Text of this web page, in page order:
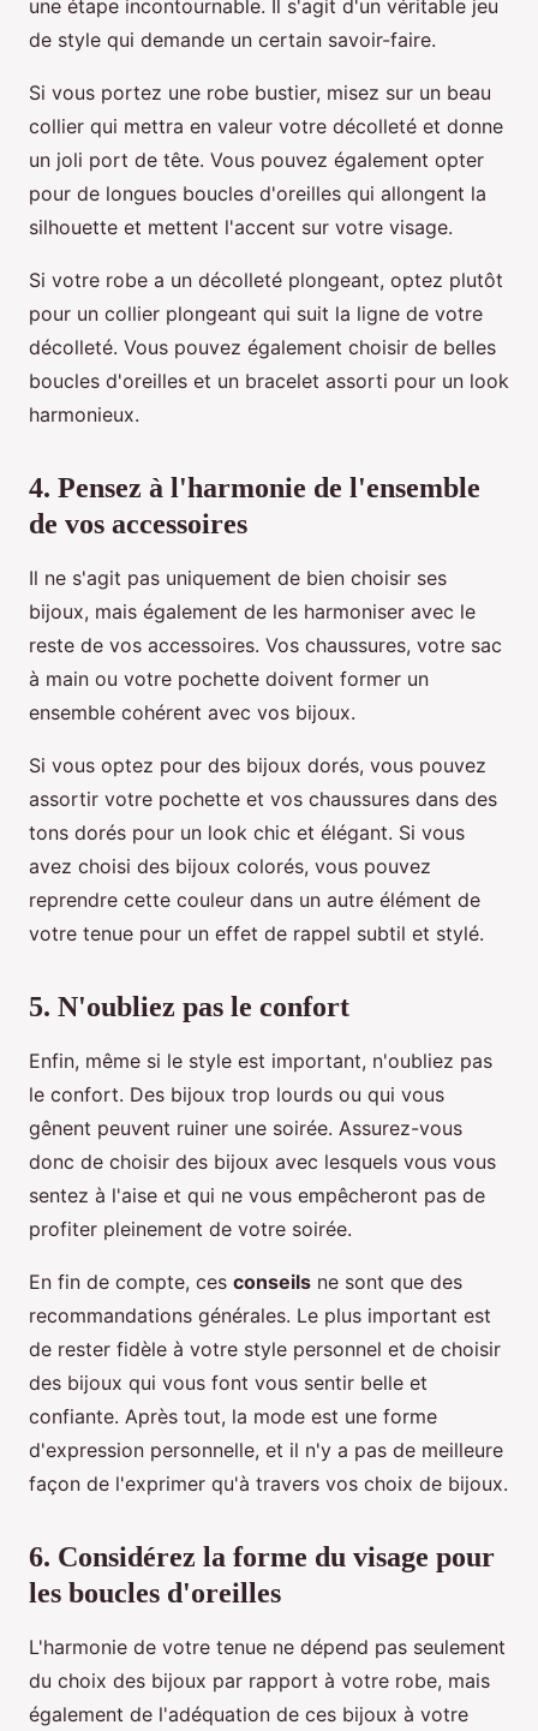
une étape incontournable. Il s'agit d'un véritable jeu
de style qui demande un certain savoir-faire.
Si vous portez une robe bustier, misez sur un beau
collier qui mettra en valeur votre décolleté et donne
un joli port de tête. Vous pouvez également opter
pour de longues boucles d'oreilles qui allongent la
silhouette et mettent l'accent sur votre visage.
Si votre robe a un décolleté plongeant, optez plutôt
pour un collier plongeant qui suit la ligne de votre
décolleté. Vous pouvez également choisir de belles
boucles d'oreilles et un bracelet assorti pour un look
harmonieux.
4. Pensez à l'harmonie de l'ensemble
de vos accessoires
Il ne s'agit pas uniquement de bien choisir ses
bijoux, mais également de les harmoniser avec le
reste de vos accessoires. Vos chaussures, votre sac
à main ou votre pochette doivent former un
ensemble cohérent avec vos bijoux.
Si vous optez pour des bijoux dorés, vous pouvez
assortir votre pochette et vos chaussures dans des
tons dorés pour un look chic et élégant. Si vous
avez choisi des bijoux colorés, vous pouvez
reprendre cette couleur dans un autre élément de
votre tenue pour un effet de rappel subtil et stylé.
5. N'oubliez pas le confort
Enfin, même si le style est important, n'oubliez pas
le confort. Des bijoux trop lourds ou qui vous
gênent peuvent ruiner une soirée. Assurez-vous
donc de choisir des bijoux avec lesquels vous vous
sentez à l'aise et qui ne vous empêcheront pas de
profiter pleinement de votre soirée.
En fin de compte, ces conseils ne sont que des
recommandations générales. Le plus important est
de rester fidèle à votre style personnel et de choisir
des bijoux qui vous font vous sentir belle et
confiante. Après tout, la mode est une forme
d'expression personnelle, et il n'y a pas de meilleure
façon de l'exprimer qu'à travers vos choix de bijoux.
6. Considérez la forme du visage pour
les boucles d'oreilles
L'harmonie de votre tenue ne dépend pas seulement
du choix des bijoux par rapport à votre robe, mais
également de l'adéquation de ces bijoux à votre